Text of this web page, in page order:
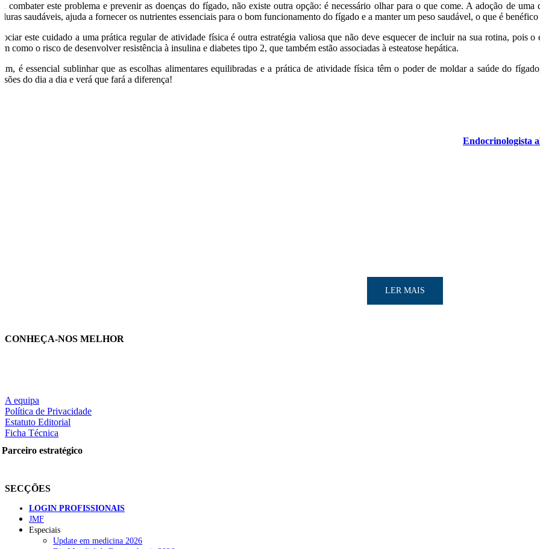
combater este problema e prevenir as doenças do fígado, não existe outra opção: é necessário olhar para o que come. A adoção de
saudáveis, ajuda a fornecer os nutrientes essenciais para o bom funcionamento do fígado e a manter um peso saudável, o que é
este cuidado a uma prática regular de atividade física é outra estratégia valiosa que não deve esquecer de incluir na sua rotina, pois
como o risco de desenvolver resistência à insulina e diabetes tipo 2, que também estão associadas à esteatose hepática.
é essencial sublinhar que as escolhas alimentares equilibradas e a prática de atividade física têm o poder de moldar a saúde do
do dia a dia e verá que fará a diferença!
Endocrinologista
nas redes sociais:
LER MAIS
CONHEÇA-NOS MELHOR
A equipa
Política de Privacidade
Estatuto Editorial
Ficha Técnica
Parceiro estratégico
SECÇÕES
LOGIN PROFISSIONAIS
JMF
Especiais
Update em medicina 2026